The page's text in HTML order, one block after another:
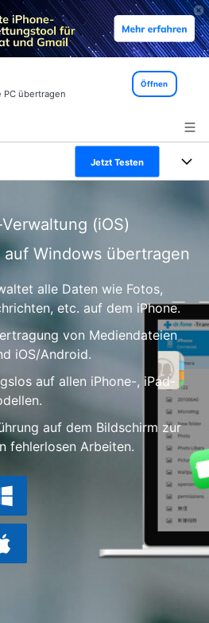
übertragen
Öffnen
Jetzt Testen
Lösungen
erhalten
Anmelden
(iOS)
Windows übertragen
alle Daten wie Fotos,
etc. auf dem iPhone.
von Mediendateien
iOS/Android.
auf allen iPhone-, iPad-
auf dem Bildschirm zur
fehlerlosen Arbeiten.